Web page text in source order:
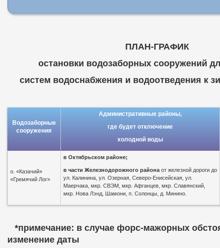
ПЛАН-ГРАФИК
остановки водозаборных сооружений
систем водоснабжения и водоотведения к
Водозаборные
сооружения
Административные районы,
где будет отключение
холодной воды
о. «Казачий»
«Гремячий Лог»
в Октябрьском районе;
в части Железнодорожного района от железной дороги до
ул. Калинина, ул. Озерная, Северо-Енисейская, ул.
Маерчака, мкр. СВЭМ, мкр. Афганцев, мкр. Славянский,
мкр. Нова Лэнд, Шамони, п. Солонцы, д. Минино.
*примечание: в случае форс-мажорных
изменение даты